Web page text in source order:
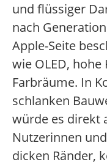
und flüssiger
nach
Apple-Seite
wie OLED,
Farbräume. In
schlanken
würde es direkt
Nutzerinnen
dicken Ränder,